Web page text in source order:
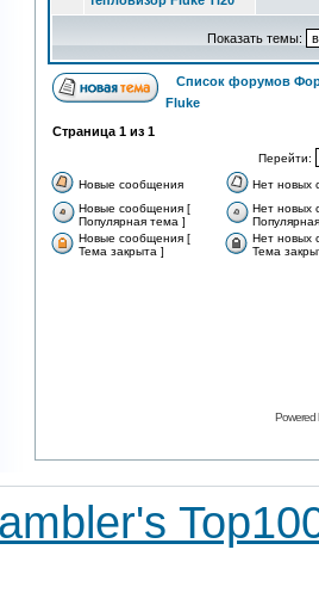
Показать темы:
Список форумов
Fluke
Страница 1 из 1
Перейти:
Новые сообщения
Нет новых
Новые сообщения [
Популярная тема ]
Нет новых
Новые сообщения [
Тема закрыта ]
Нет новых
Тема
Powered